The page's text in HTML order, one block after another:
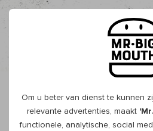
Om u beter van dienst te kunnen
relevante advertenties, maakt
functionele, analytische, social
Overzicht